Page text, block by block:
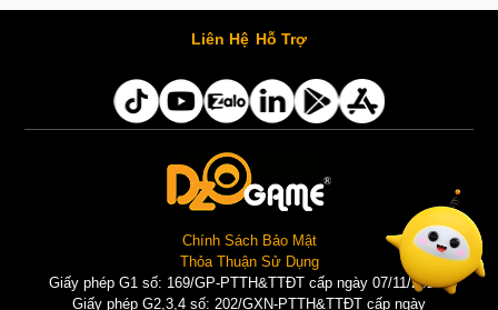
Cùng đến với những hình ảnh Lala Croft của Tomb Raider dưới nét vẽ của AI. Một cô nàng xinh đẹp, nóng bỏng nhưng cũng rắn rỏi và mạnh mẽ.
Liên Hệ Hỗ Trợ
Chính Sách Bảo Mật
Thỏa Thuận Sử Dụng
Giấy phép G1 số: 169/GP-PTTH&TTĐT cấp ngày 07/11/2025 |
Giấy phép G2,3,4 số: 202/GXN-PTTH&TTĐT cấp ngày